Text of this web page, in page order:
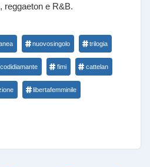
reggaeton e R&B.
nuovosingolo trilogia
fimi cattelan
libertafemminile